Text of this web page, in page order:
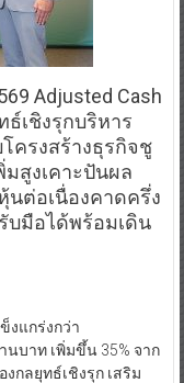
Adjusted Cash
ธ์เชิงรุกบริหาร
ครงสร้างธุรกิจชู
สูงเคาะปันผล
นต่อเนื่องคาดครึ่ง
บมือได้พร้อมเดิน
งแกร่งกว่า
นบาท เพิ่มขึ้น 35% จาก
กลยุทธ์เชิงรุก เสริม